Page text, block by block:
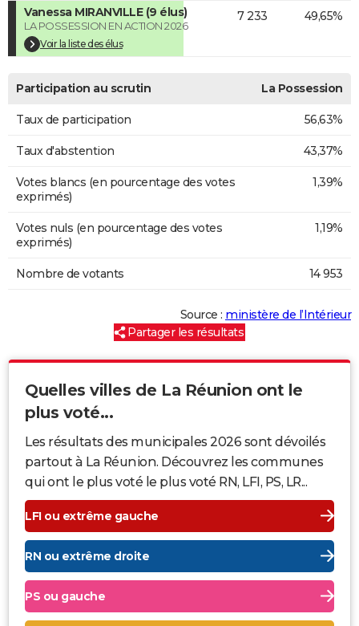
Bricolage
Lifestyle
Culture
Sport
Auto
Television
Voyage
Cinema
Vanessa MIRANVILLE (9 élus)
LA POSSESSION EN ACTION 2026
Voir la liste des élus
7 233 49,65%
Participation au scrutin La Possession
Taux de participation 56,63%
Taux d'abstention 43,37%
Votes blancs (en pourcentage des votes
exprimés)
1,39%
Votes nuls (en pourcentage des votes
exprimés)
1,19%
Nombre de votants 14 953
Source : ministère de l’Intérieur
Partager les résultats
Quelles villes de La Réunion ont le
plus voté...
Les résultats des municipales 2026 sont dévoilés
partout à La Réunion. Découvrez les communes
qui ont le plus voté le plus voté RN, LFI, PS, LR...
LFI ou extrême gauche
RN ou extrême droite
PS ou gauche